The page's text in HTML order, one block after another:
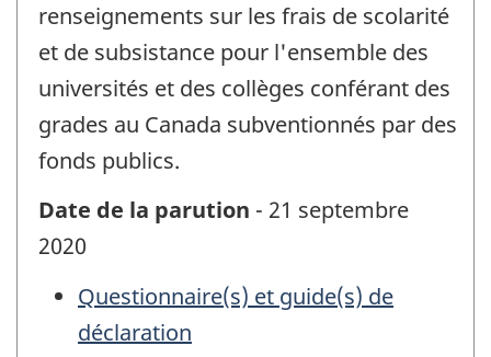
renseignements sur les frais de scolarité
et de subsistance pour l'ensemble des
universités et des collèges conférant des
grades au Canada subventionnés par des
fonds publics.
Date de la parution - 21 septembre
2020
Questionnaire(s) et guide(s) de
déclaration